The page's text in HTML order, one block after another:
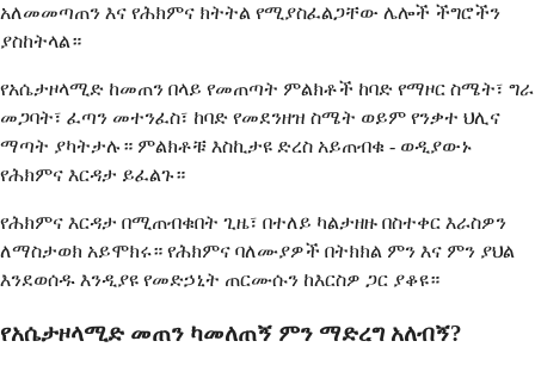
አለመመጣጠን እና የሕክምና ክትትል የሚያስፈልጋቸው ሌሎች ችግሮችን
ያስከትላል።
የአሴታዞላሚድ ከመጠን በላይ የመጠጣት ምልክቶች ከባድ የማዞር ስሜት፣ ግራ
መጋባት፣ ፈጣን መተንፈስ፣ ከባድ የመደንዘዝ ስሜት ወይም የንቃተ ህሊና
ማጣት ያካትታሉ። ምልክቶቹ እስኪታዩ ድረስ አይጠብቁ - ወዲያውኑ
የሕክምና እርዳታ ይፈልጉ።
የሕክምና እርዳታ በሚጠብቁበት ጊዜ፣ በተለይ ካልታዘዙ በስተቀር እራስዎን
ለማስታወክ አይሞክሩ። የሕክምና ባለሙያዎች በትክክል ምን እና ምን ያህል
እንደወሰዱ እንዲያዩ የመድኃኒት ጠርሙሱን ከእርስዎ ጋር ያቆዩ።
የአሴታዞላሚድ መጠን ካመለጠኝ ምን ማድረግ አለብኝ?